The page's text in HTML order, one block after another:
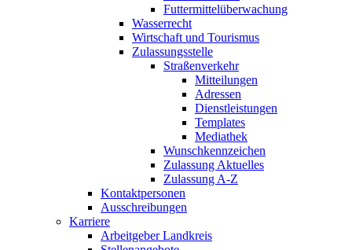
Futtermittelüberwachung
Wasserrecht
Wirtschaft und Tourismus
Zulassungsstelle
Straßenverkehr
Mitteilungen
Adressen
Dienstleistungen
Templates
Mediathek
Wunschkennzeichen
Zulassung Aktuelles
Zulassung A-Z
Kontaktpersonen
Ausschreibungen
Karriere
Arbeitgeber Landkreis